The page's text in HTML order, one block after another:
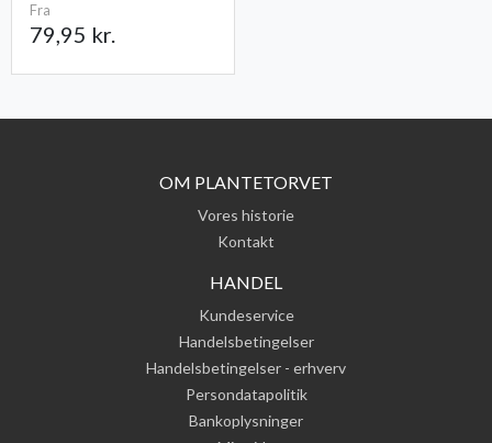
Fra
79,95 kr.
OM PLANTETORVET
Vores historie
Kontakt
HANDEL
Kundeservice
Handelsbetingelser
Handelsbetingelser - erhverv
Persondatapolitik
Bankoplysninger